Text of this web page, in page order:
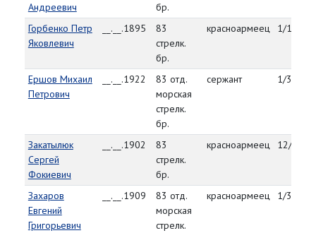
Андреевич
бр.
Горбенко Петр
Яковлевич
__.__.1895
83
стрелк.
бр.
красноармеец 1/14/45
Ершов Михаил
Петрович
__.__.1922
83 отд.
морская
стрелк.
бр.
сержант 1/30/45
Закатылюк
Сергей
Фокиевич
__.__.1902
83
стрелк.
бр.
красноармеец 12/29/
Захаров
Евгений
Григорьевич
__.__.1909
83 отд.
морская
стрелк.
красноармеец 1/30/45